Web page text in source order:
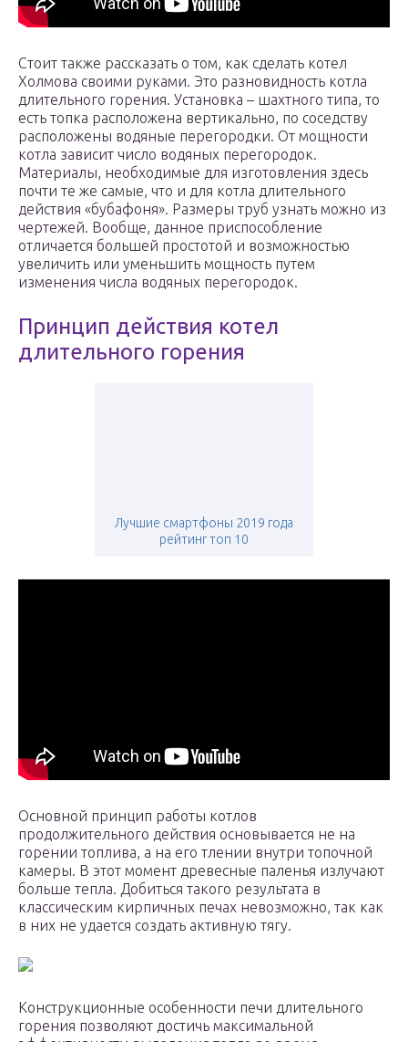
Стоит также рассказать о том, как сделать котел
Холмова своими руками. Это разновидность котла
длительного горения. Установка – шахтного типа, то
есть топка расположена вертикально, по соседству
расположены водяные перегородки. От мощности
котла зависит число водяных перегородок.
Материалы, необходимые для изготовления здесь
почти те же самые, что и для котла длительного
действия «бубафоня». Размеры труб узнать можно из
чертежей. Вообще, данное приспособление
отличается большей простотой и возможностью
увеличить или уменьшить мощность путем
изменения числа водяных перегородок.
Принцип действия котел
длительного горения
Лучшие смартфоны 2019 года
рейтинг топ 10
Основной принцип работы котлов
продолжительного действия основывается не на
горении топлива, а на его тлении внутри топочной
камеры. В этот момент древесные паленья излучают
больше тепла. Добиться такого результата в
классическим кирпичных печах невозможно, так как
в них не удается создать активную тягу.
Конструкционные особенности печи длительного
горения позволяют достичь максимальной